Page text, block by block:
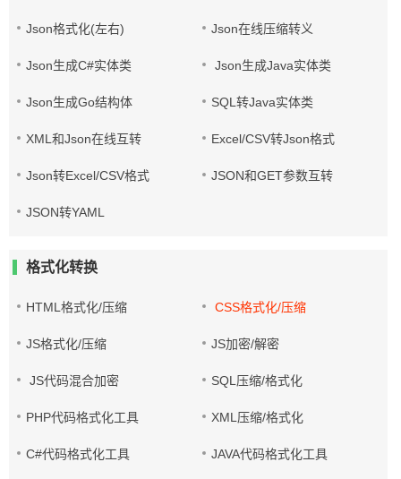
Json格式化(左右) Json在线压缩转义
Json生成C#实体类 Json生成Java实体类
Json生成Go结构体 SQL转Java实体类
XML和Json在线互转 Excel/CSV转Json格式
Json转Excel/CSV格式 JSON和GET参数互转
JSON转YAML
格式化转换
HTML格式化/压缩 CSS格式化/压缩
JS格式化/压缩 JS加密/解密
JS代码混合加密 SQL压缩/格式化
PHP代码格式化工具 XML压缩/格式化
C#代码格式化工具 JAVA代码格式化工具